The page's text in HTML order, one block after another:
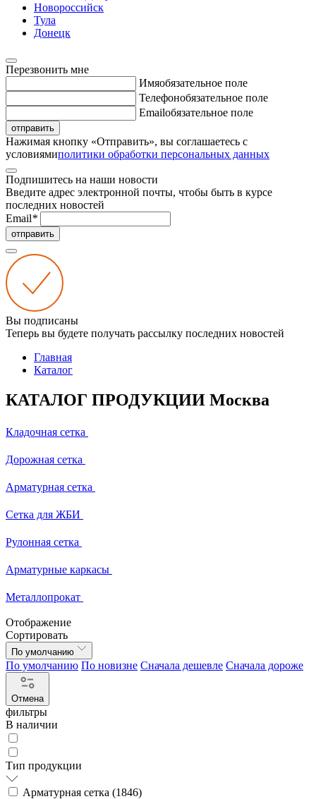
Новороссийск
Тула
Донецк
Перезвонить мне
Имяобязательное поле
Телефонобязательное поле
Emailобязательное поле
отправить
Нажимая кнопку «Отправить», вы соглашаетесь с
условиямиполитики обработки персональных данных
Подпишитесь на наши новости
Введите адрес электронной почты, чтобы быть в курсе
последних новостей
Email*
отправить
Вы подписаны
Теперь вы будете получать рассылку последних новостей
Главная
Каталог
КАТАЛОГ ПРОДУКЦИИ Москва
Кладочная сетка
Дорожная сетка
Арматурная сетка
Сетка для ЖБИ
Рулонная сетка
Арматурные каркасы
Металлопрокат
Отображение
Сортировать
По умолчанию
По умолчанию По новизне Сначала дешевле Сначала дороже
Отмена
фильтры
В наличии
Тип продукции
Арматурная сетка (1846)